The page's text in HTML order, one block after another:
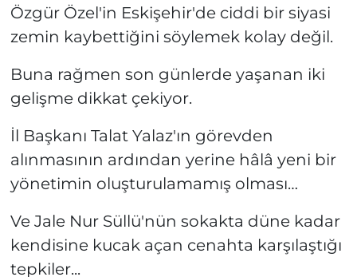
Özgür Özel'in Eskişehir'de ciddi bir siyasi
zemin kaybettiğini söylemek kolay değil.
Buna rağmen son günlerde yaşanan iki
gelişme dikkat çekiyor.
İl Başkanı Talat Yalaz'ın görevden
alınmasının ardından yerine hâlâ yeni bir
yönetimin oluşturulamamış olması…
Ve Jale Nur Süllü'nün sokakta düne kadar
kendisine kucak açan cenahta karşılaştığı
tepkiler...